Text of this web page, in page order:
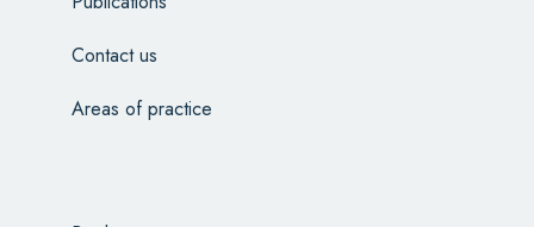
Contact us
Areas of practice